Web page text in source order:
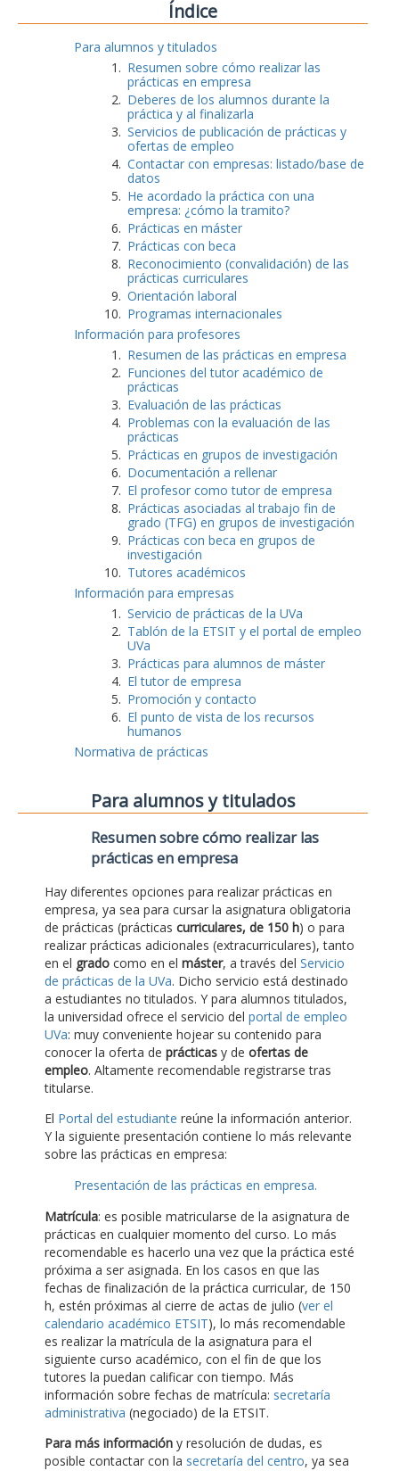
Índice
Para alumnos y titulados
Resumen sobre cómo realizar las
prácticas en empresa
Deberes de los alumnos durante la
práctica y al finalizarla
Servicios de publicación de prácticas y
ofertas de empleo
Contactar con empresas: listado/base de
datos
He acordado la práctica con una
empresa: ¿cómo la tramito?
Prácticas en máster
Prácticas con beca
Reconocimiento (convalidación) de las
prácticas curriculares
Orientación laboral
Programas internacionales
Información para profesores
Resumen de las prácticas en empresa
Funciones del tutor académico de
prácticas
Evaluación de las prácticas
Problemas con la evaluación de las
prácticas
Prácticas en grupos de investigación
Documentación a rellenar
El profesor como tutor de empresa
Prácticas asociadas al trabajo fin de
grado (TFG) en grupos de investigación
Prácticas con beca en grupos de
investigación
Tutores académicos
Información para empresas
Servicio de prácticas de la UVa
Tablón de la ETSIT y el portal de empleo
UVa
Prácticas para alumnos de máster
El tutor de empresa
Promoción y contacto
El punto de vista de los recursos
humanos
Normativa de prácticas
Para alumnos y titulados
Resumen sobre cómo realizar las
prácticas en empresa
Hay diferentes opciones para realizar prácticas en
empresa, ya sea para cursar la asignatura obligatoria
de prácticas (prácticas curriculares, de 150 h) o para
realizar prácticas adicionales (extracurriculares), tanto
en el grado como en el máster, a través del Servicio
de prácticas de la UVa. Dicho servicio está destinado
a estudiantes no titulados. Y para alumnos titulados,
la universidad ofrece el servicio del portal de empleo
UVa: muy conveniente hojear su contenido para
conocer la oferta de prácticas y de ofertas de
empleo. Altamente recomendable registrarse tras
titularse.
El Portal del estudiante reúne la información anterior.
Y la siguiente presentación contiene lo más relevante
sobre las prácticas en empresa:
Presentación de las prácticas en empresa.
Matrícula: es posible matricularse de la asignatura de
prácticas en cualquier momento del curso. Lo más
recomendable es hacerlo una vez que la práctica esté
próxima a ser asignada. En los casos en que las
fechas de finalización de la práctica curricular, de 150
h, estén próximas al cierre de actas de julio (ver el
calendario académico ETSIT), lo más recomendable
es realizar la matrícula de la asignatura para el
siguiente curso académico, con el fin de que los
tutores la puedan calificar con tiempo. Más
información sobre fechas de matrícula: secretaría
administrativa (negociado) de la ETSIT.
Para más información y resolución de dudas, es
posible contactar con la secretaría del centro, ya sea